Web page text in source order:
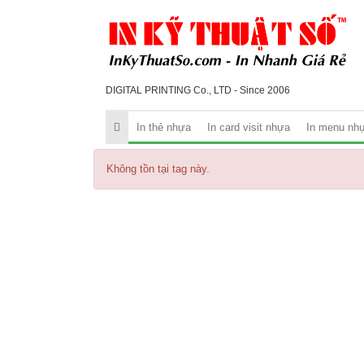
DIGITAL PRINTING Co., LTD - Since 2006
In thẻ nhựa In card visit nhựa In menu
Không tồn tại tag này.